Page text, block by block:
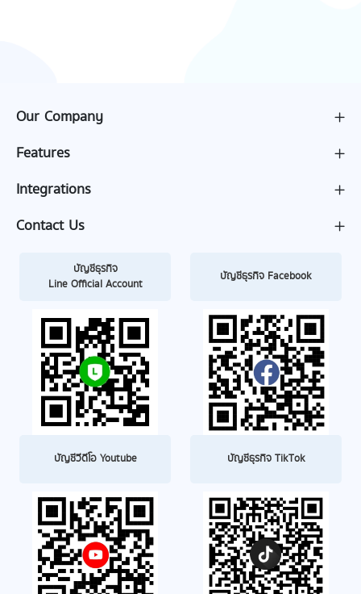
Our Company
Features
Integrations
Contact Us
บัญชีธุรกิจ
Line Official Account
บัญชีธุรกิจ Facebook
บัญชีวีดีโอ Youtube บัญชีธุรกิจ TikTok